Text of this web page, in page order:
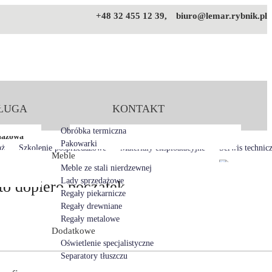
+48 32 455 12 39, biuro@lemar.rybnik.pl
Obróbka termiczna
Pakowarki
Meble
Meble ze stali nierdzewnej
Lady sprzedażowe
Regały piekarnicze
Regały drewniane
Regały metalowe
Dodatkowe
Oświetlenie specjalistyczne
Separatory tłuszczu
Szkolenie posprzedażowe Materiały eksploatacyjne Serwis
dopiero początek
KONTAKT